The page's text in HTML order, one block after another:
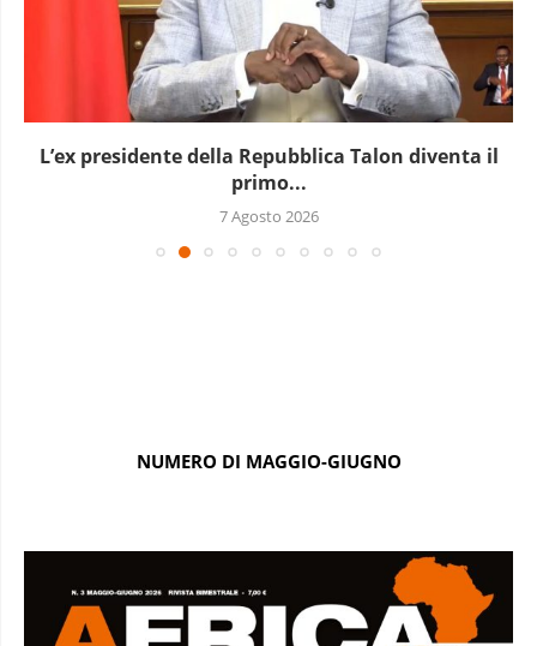
L’ex presidente della Repubblica Talon diventa il
primo...
7 Agosto 2026
NUMERO DI MAGGIO-GIUGNO